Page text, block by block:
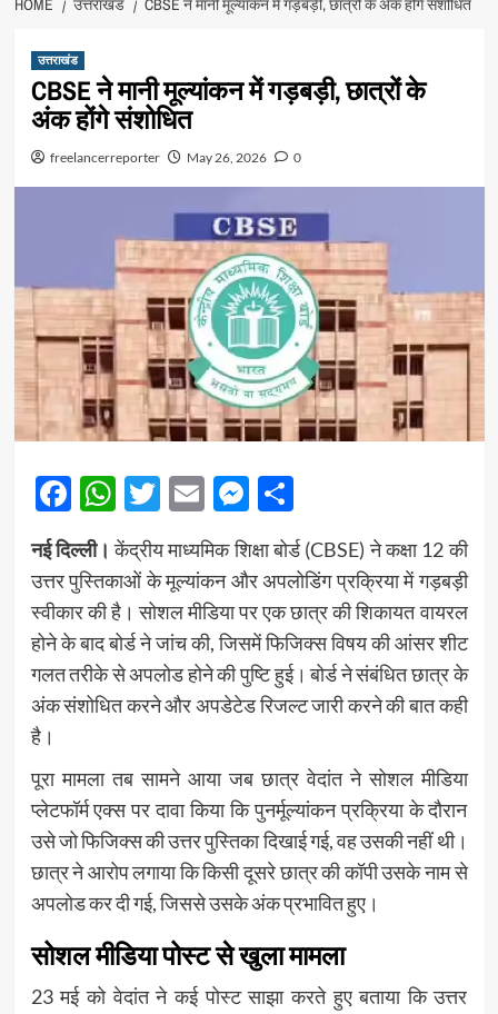
HOME उत्तराखंड CBSE ने मानी मूल्यांकन में गड़बड़ी, छात्रों के अंक होंगे संशोधित
उत्तराखंड
CBSE ने मानी मूल्यांकन में गड़बड़ी, छात्रों के
अंक होंगे संशोधित
freelancerreporter May 26, 2026 0
Facebook
WhatsApp
Twitter
EmailMessenger
Share
नई दिल्ली। केंद्रीय माध्यमिक शिक्षा बोर्ड (CBSE) ने कक्षा 12 की
उत्तर पुस्तिकाओं के मूल्यांकन और अपलोडिंग प्रक्रिया में गड़बड़ी
स्वीकार की है। सोशल मीडिया पर एक छात्र की शिकायत वायरल
होने के बाद बोर्ड ने जांच की, जिसमें फिजिक्स विषय की आंसर शीट
गलत तरीके से अपलोड होने की पुष्टि हुई। बोर्ड ने संबंधित छात्र के
अंक संशोधित करने और अपडेटेड रिजल्ट जारी करने की बात कही
है।
पूरा मामला तब सामने आया जब छात्र वेदांत ने सोशल मीडिया
प्लेटफॉर्म एक्स पर दावा किया कि पुनर्मूल्यांकन प्रक्रिया के दौरान
उसे जो फिजिक्स की उत्तर पुस्तिका दिखाई गई, वह उसकी नहीं थी।
छात्र ने आरोप लगाया कि किसी दूसरे छात्र की कॉपी उसके नाम से
अपलोड कर दी गई, जिससे उसके अंक प्रभावित हुए।
सोशल मीडिया पोस्ट से खुला मामला
23 मई को वेदांत ने कई पोस्ट साझा करते हुए बताया कि उत्तर